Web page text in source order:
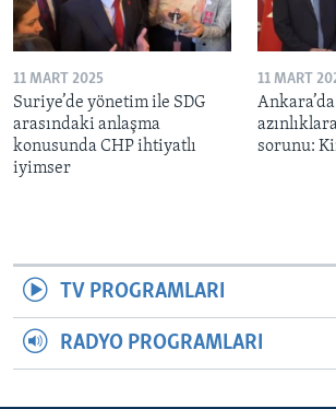
11 MART 2025
Suriye’de yönetim ile SDG
arasındaki anlaşma
konusunda CHP ihtiyatlı
iyimser
11 MART
sorunu:
TV PROGRAMLARI
RADYO PROGRAMLARI